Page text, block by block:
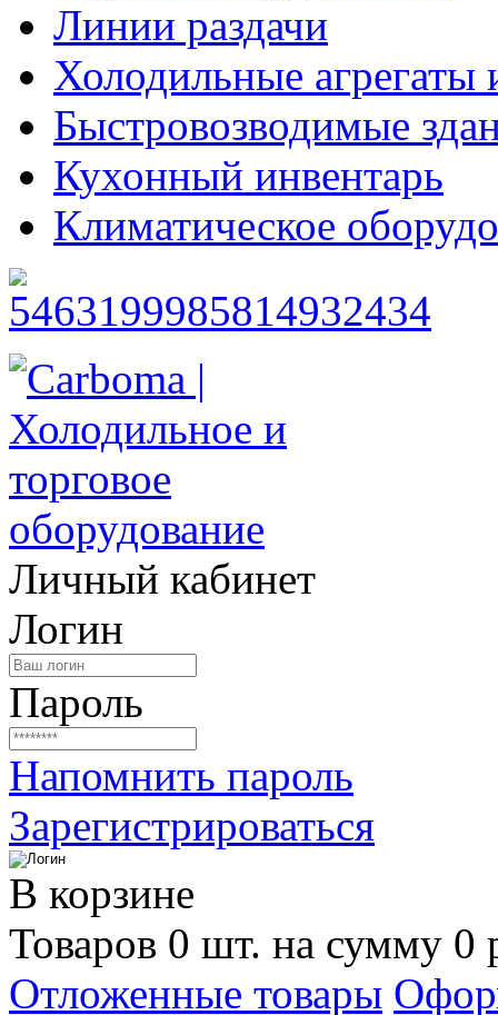
Линии раздачи
Холодильные агрегаты
Быстровозводимые
Кухонный инвентарь
Климатическое
Личный кабинет
Логин
Пароль
Напомнить пароль
Зарегистрироваться
В корзине
Товаров 0 шт. на сумму 0
Отложенные товары